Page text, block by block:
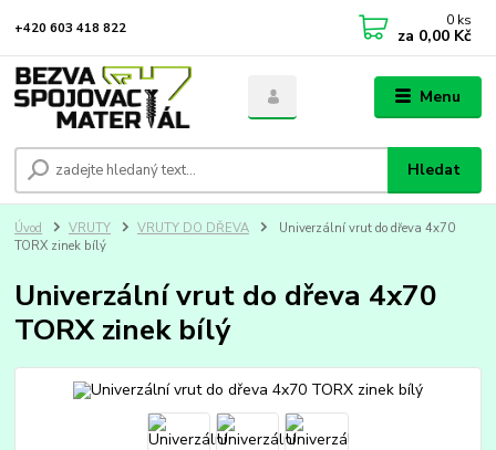
Menu
Hledat
+420 603 418 822 0 ks
za 0,00 Kč
Úvod VRUTY VRUTY DO DŘEVA
Univerzální vrut do dřeva 4x70
TORX zinek bílý
Univerzální vrut do dřeva 4x70
TORX zinek bílý